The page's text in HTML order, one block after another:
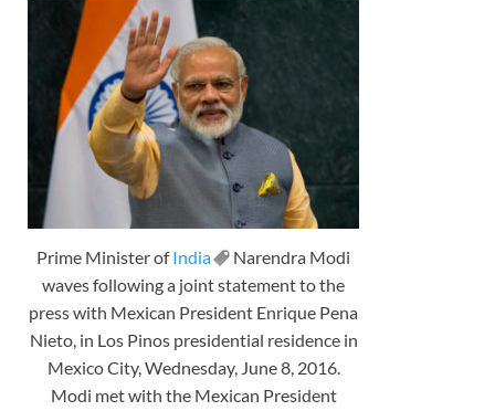
Prime Minister ofIndia
Narendra Modi
waves following a joint statement to the
press with Mexican President Enrique Pena
Nieto, in Los Pinos presidential residence in
Mexico City, Wednesday, June 8, 2016.
Modi met with the Mexican President